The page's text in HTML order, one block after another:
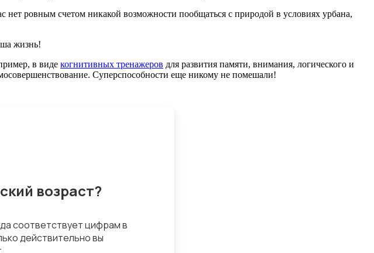
ровным счетом никакой возможности пообщаться с природой в условиях урбана,
жизнь!
в виде когнитивных тренажеров для развития памяти, внимания, логического и
Суперспособности еще никому не помешали!